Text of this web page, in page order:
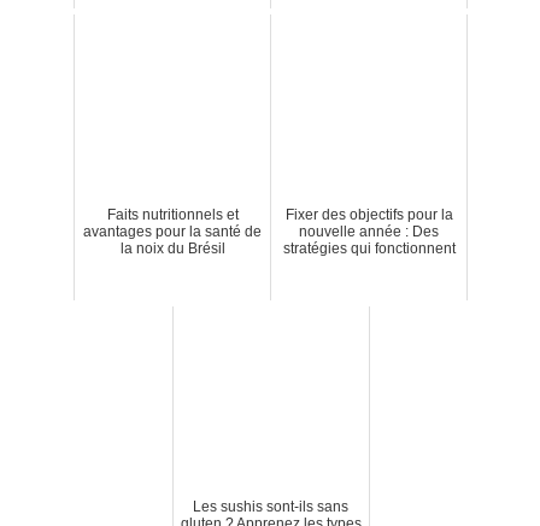
Faits nutritionnels et
avantages pour la santé de
la noix du Brésil
Fixer des objectifs pour la
nouvelle année : Des
stratégies qui fonctionnent
Les sushis sont-ils sans